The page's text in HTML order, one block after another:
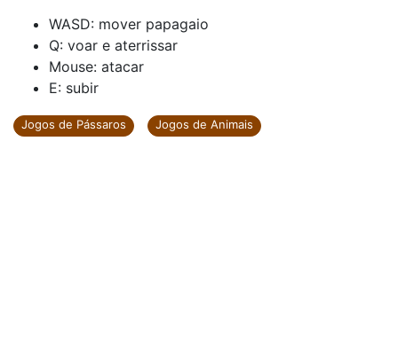
WASD: mover papagaio
Q: voar e aterrissar
Mouse: atacar
E: subir
Jogos de Pássaros Jogos de Animais